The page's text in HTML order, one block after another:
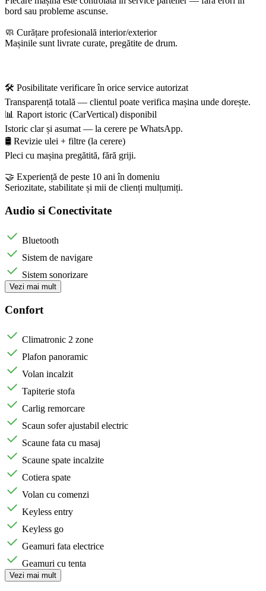
bord sau probleme ascunse.
🧼 Curățare profesională interior/exterior
Mașinile sunt livrate curate, pregătite de drum.
🛠️ Posibilitate verificare în orice service autorizat
Transparență totală — clientul poate verifica mașina unde dorește.
📊 Raport istoric (CarVertical) disponibil
Istoric clar și asumat — la cerere pe WhatsApp.
🛢️ Revizie ulei + filtre (la cerere)
Pleci cu mașina pregătită, fără griji.
🤝 Experiență de peste 10 ani în domeniu
Seriozitate, stabilitate și mii de clienți mulțumiți.
Audio si Conectivitate
Bluetooth
Sistem de navigare
Sistem sonorizare
Vezi mai mult
Confort
Climatronic 2 zone
Plafon panoramic
Volan incalzit
Tapiterie stofa
Carlig remorcare
Scaun sofer ajustabil electric
Scaune fata cu masaj
Scaune spate incalzite
Cotiera spate
Volan cu comenzi
Keyless entry
Keyless go
Geamuri fata electrice
Geamuri cu tenta
Vezi mai mult